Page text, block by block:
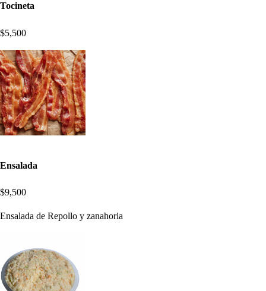
Tocineta
$5,500
Ensalada
$9,500
Ensalada de Repollo y zanahoria